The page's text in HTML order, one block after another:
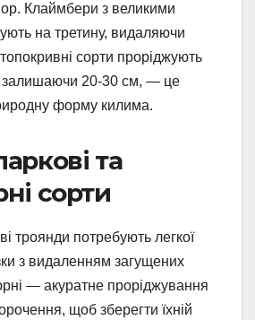
Клаймбери з великими
на третину, видаляючи
сорти проріджують
залишаючи 20-30 см, — це
форму килима.
та
сорти
троянди потребують легкої
з видаленням загущених
— акуратне проріджування
щоб зберегти їхній